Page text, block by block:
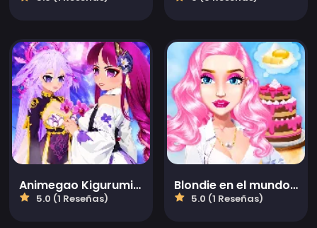
Animegao Kigurumi DIY
5.0 (1 Reseñas)
Blondie en el mundo real
5.0 (1 Reseñas)